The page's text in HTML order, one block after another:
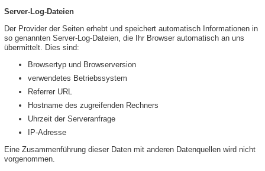
Server-Log-Dateien
Der Provider der Seiten erhebt und speichert automatisch Informationen in
so genannten Server-Log-Dateien, die Ihr Browser automatisch an uns
übermittelt. Dies sind:
Browsertyp und Browserversion
verwendetes Betriebssystem
Referrer URL
Hostname des zugreifenden Rechners
Uhrzeit der Serveranfrage
IP-Adresse
Eine Zusammenführung dieser Daten mit anderen Datenquellen wird nicht
vorgenommen.